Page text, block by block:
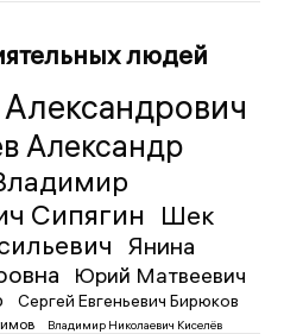
людей
Александр
Сипягин Шек
Янина
Юрий Матвеевич
Сергей Евгеньевич Бирюков
Владимир Николаевич Киселёв